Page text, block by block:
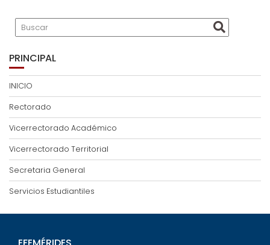
PRINCIPAL
INICIO
Rectorado
Vicerrectorado Académico
Vicerrectorado Territorial
Secretaria General
Servicios Estudiantiles